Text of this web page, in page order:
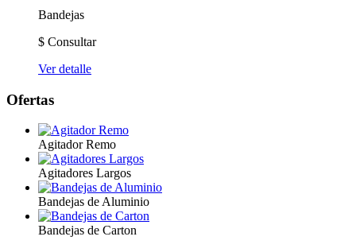
Bandejas
$ Consultar
Ver detalle
Ofertas
Agitador Remo
Agitadores Largos
Bandejas de Aluminio
Bandejas de Carton